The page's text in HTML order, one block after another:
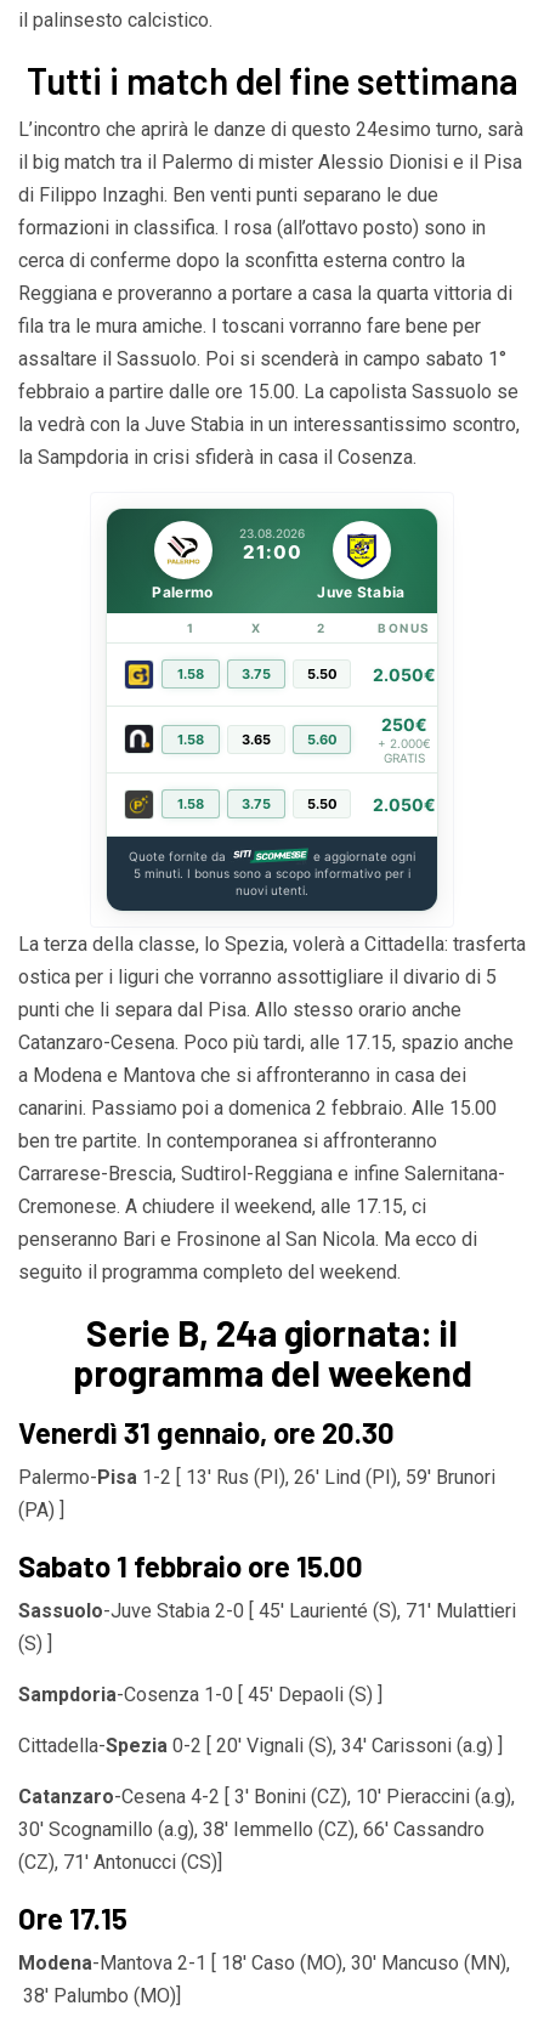
il palinsesto calcistico.
Tutti i match del fine settimana
L’incontro che aprirà le danze di questo 24esimo turno, sarà
il big match tra il Palermo di mister Alessio Dionisi e il Pisa
di Filippo Inzaghi. Ben venti punti separano le due
formazioni in classifica. I rosa (all’ottavo posto) sono in
cerca di conferme dopo la sconfitta esterna contro la
Reggiana e proveranno a portare a casa la quarta vittoria di
fila tra le mura amiche. I toscani vorranno fare bene per
assaltare il Sassuolo. Poi si scenderà in campo sabato 1°
febbraio a partire dalle ore 15.00. La capolista Sassuolo se
la vedrà con la Juve Stabia in un interessantissimo scontro,
la Sampdoria in crisi sfiderà in casa il Cosenza.
23.08.2026
21:00
Palermo Juve Stabia
1 X 2 BONUS
1.58 3.75 5.50 2.050€
1.58 3.65 5.60
250€
+ 2.000€
GRATIS
1.58 3.75 5.50 2.050€
Quote fornite da
e aggiornate ogni
5 minuti. I bonus sono a scopo informativo per i
nuovi utenti.
La terza della classe, lo Spezia, volerà a Cittadella: trasferta
ostica per i liguri che vorranno assottigliare il divario di 5
punti che li separa dal Pisa. Allo stesso orario anche
Catanzaro-Cesena. Poco più tardi, alle 17.15, spazio anche
a Modena e Mantova che si affronteranno in casa dei
canarini. Passiamo poi a domenica 2 febbraio. Alle 15.00
ben tre partite. In contemporanea si affronteranno
Carrarese-Brescia, Sudtirol-Reggiana e infine Salernitana-
Cremonese. A chiudere il weekend, alle 17.15, ci
penseranno Bari e Frosinone al San Nicola. Ma ecco di
seguito il programma completo del weekend.
Serie B, 24a giornata: il
programma del weekend
Venerdì 31 gennaio, ore 20.30
Palermo-Pisa 1-2 [ 13′ Rus (PI), 26′ Lind (PI), 59′ Brunori
(PA) ]
Sabato 1 febbraio ore 15.00
Sassuolo-Juve Stabia 2-0 [ 45′ Laurienté (S), 71′ Mulattieri
(S) ]
Sampdoria-Cosenza 1-0 [ 45′ Depaoli (S) ]
Cittadella-Spezia 0-2 [ 20′ Vignali (S), 34′ Carissoni (a.g) ]
Catanzaro-Cesena 4-2 [ 3′ Bonini (CZ), 10′ Pieraccini (a.g),
30′ Scognamillo (a.g), 38′ Iemmello (CZ), 66′ Cassandro
(CZ), 71′ Antonucci (CS)]
Ore 17.15
Modena-Mantova 2-1 [ 18′ Caso (MO), 30′ Mancuso (MN),
38′ Palumbo (MO)]